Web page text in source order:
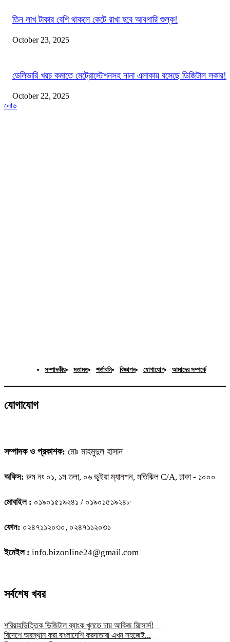
তিন লাখ টাকার বেশি থাকলে কেটে রাখা হবে আবগারি শুল্ক!
October 23, 2025
ডেলিভারি খরচ কমাতে মেট্রোস্টেশনসহ নানা এলাকায় বসেছে ডিজিটাল লকার!
October 22, 2025
লোড
সম্পাদকীয় মতামত শর্তাবলি বিজ্ঞাপন যোগাযোগ আমাদের সম্পর্কে
যোগাযোগ
সম্পাদক ও প্রকাশক: মোঃ মাহমুদুল হাসান
অফিস:রুম নং ০১, ১ম তলা, ০৬ ভূইয়া ম্যানশন, মতিঝিল C/A, ঢাকা - ১০০০
মোবাইল : ০১৯০১৫১৯২৪১ / ০১৯০১৫১৯২৪৮
ফোন: ০২৪৭১১২০৩০, ০২৪৭১১২০৩১
ইমেইল : info.bizonline24@gmail.com
সর্বশেষ খবর
শরিয়াহভিত্তিক ডিজিটাল ব্যাংক খুলতে চায় আকিজ রিসোর্স!
বিদেশে অবস্থান করা বাংলাদেশি করদাতারা এখন সহজেই...